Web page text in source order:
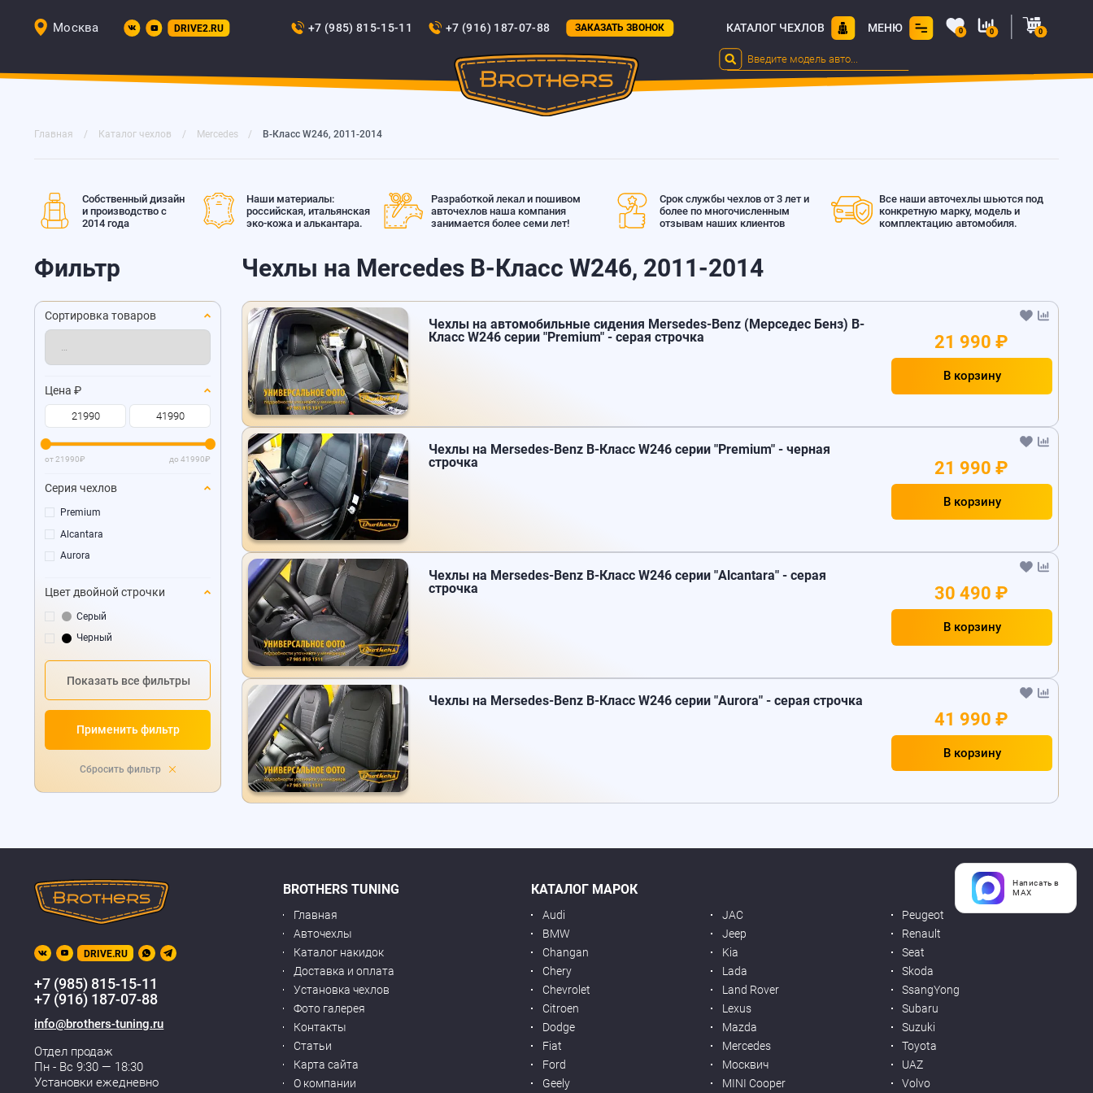
Москва DRIVE2.RU +7 (985) 815-15-11 +7 (916) 187-07-88 ЗАКАЗАТЬ ЗВОНОК КАТАЛОГ ЧЕХЛОВ МЕНЮ 0 0 0
Главная Каталог чехлов Mercedes B-Класс W246, 2011-2014
Собственный дизайн
и производство с
2014 года
Наши материалы:
российская, итальянская
эко-кожа и алькантара.
Разработкой лекал и пошивом
авточехлов наша компания
занимается более семи лет!
Срок службы чехлов от 3 лет и
более по многочисленным
отзывам наших клиентов
Все наши авточехлы шьются под
конкретную марку, модель и
комплектацию автомобиля.
Чехлы на Mercedes B-Класс W246, 2011-2014
Чехлы на автомобильные сидения Mersedes-Benz (Мерседес Бенз) B-
Класс W246 серии "Premium" - серая строчка
21 990 ₽
В корзину
Чехлы на Mersedes-Benz B-Класс W246 серии "Premium" - черная
строчка
21 990 ₽
В корзину
Чехлы на Mersedes-Benz B-Класс W246 серии "Alcantara" - серая
строчка
30 490 ₽
В корзину
Чехлы на Mersedes-Benz B-Класс W246 серии "Aurora" - серая строчка
41 990 ₽
В корзину
Фильтр
Сортировка товаров
Цена₽
от21990₽ до41990₽
Серия чехлов
Premium
Alcantara
Aurora
Цвет двойной строчки
Серый
Черный
Показать все фильтры
Применить фильтр
Сбросить фильтр
DRIVE.RU
+7 (985) 815-15-11
+7 (916) 187-07-88
info@brothers-tuning.ru
Отдел продаж
Пн - Вс 9:30 — 18:30
Установки ежедневно
BROTHERS TUNING
Главная
Авточехлы
Каталог накидок
Доставка и оплата
Установка чехлов
Фото галерея
Контакты
Статьи
Карта сайта
О компании
КАТАЛОГ МАРОК
Audi
BMW
Changan
Chery
Chevrolet
Citroen
Dodge
Fiat
Ford
Geely
JAC
Jeep
Kia
Lada
Land Rover
Lexus
Mazda
Mercedes
Москвич
MINI Cooper
Peugeot
Renault
Seat
Skoda
SsangYong
Subaru
Suzuki
Toyota
UAZ
Volvo
Написать в
MAX